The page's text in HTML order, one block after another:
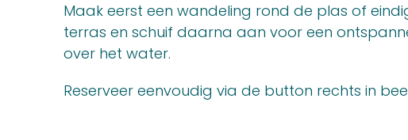
Maak eerst een wandeling rond de plas of
terras en schuif daarna aan voor een
over het water.
Reserveer eenvoudig via de button rechts in